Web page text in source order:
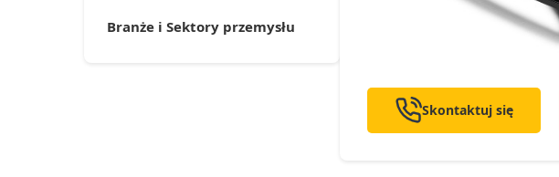
Branże i Sektory przemysłu
Skontaktuj się